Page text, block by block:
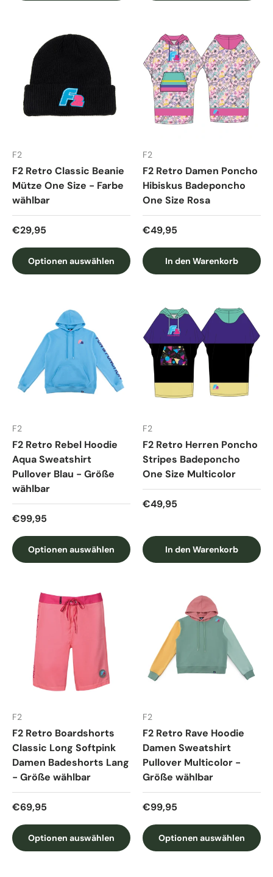
F2
F2 Retro Classic Beanie
Mütze One Size - Farbe
wählbar
Normaler Preis
€29,95
Optionen auswählen
F2
F2 Retro Damen Poncho
Hibiskus Badeponcho
One Size Rosa
Normaler Preis
€49,95
In den Warenkorb
F2
F2 Retro Rebel Hoodie
Aqua Sweatshirt
Pullover Blau - Größe
wählbar
Normaler Preis
€99,95
Optionen auswählen
F2
F2 Retro Herren Poncho
Stripes Badeponcho
One Size Multicolor
Normaler Preis
€49,95
In den Warenkorb
F2
F2 Retro Boardshorts
Classic Long Softpink
Damen Badeshorts Lang
- Größe wählbar
Normaler Preis
€69,95
Optionen auswählen
F2
F2 Retro Rave Hoodie
Damen Sweatshirt
Pullover Multicolor -
Größe wählbar
Normaler Preis
€99,95
Optionen auswählen